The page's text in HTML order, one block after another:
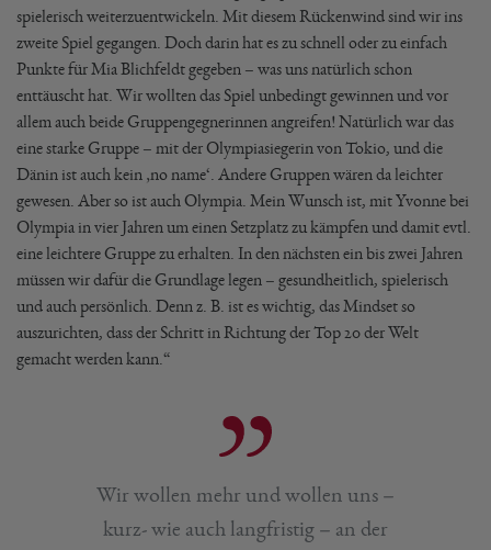
spielerisch weiterzuentwickeln. Mit diesem Rückenwind sind wir ins
zweite Spiel gegangen. Doch darin hat es zu schnell oder zu einfach
Punkte für Mia Blichfeldt gegeben – was uns natürlich schon
enttäuscht hat. Wir wollten das Spiel unbedingt gewinnen und vor
allem auch beide Gruppengegnerinnen angreifen! Natürlich war das
eine starke Gruppe – mit der Olympiasiegerin von Tokio, und die
Dänin ist auch kein ‚no name‘. Andere Gruppen wären da leichter
gewesen. Aber so ist auch Olympia. Mein Wunsch ist, mit Yvonne bei
Olympia in vier Jahren um einen Setzplatz zu kämpfen und damit evtl.
eine leichtere Gruppe zu erhalten. In den nächsten ein bis zwei Jahren
müssen wir dafür die Grundlage legen – gesundheitlich, spielerisch
und auch persönlich. Denn z. B. ist es wichtig, das Mindset so
auszurichten, dass der Schritt in Richtung der Top 20 der Welt
gemacht werden kann.“
Wir wollen mehr und wollen uns –
kurz- wie auch langfristig – an der